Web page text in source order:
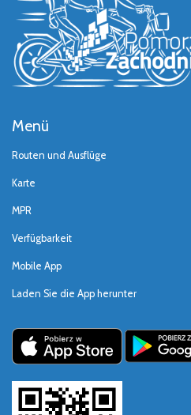
Menü
Routen und Ausflüge
Karte
MPR
Verfügbarkeit
Mobile App
Laden Sie die App herunter